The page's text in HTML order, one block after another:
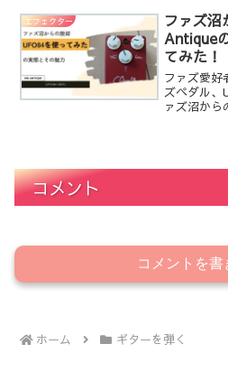
エフェクター
ファズ
Antique
てみた！
ファズ愛
ズペダル、
ァズ沼から
コメント
コメントを書
ホーム ギターを弾く